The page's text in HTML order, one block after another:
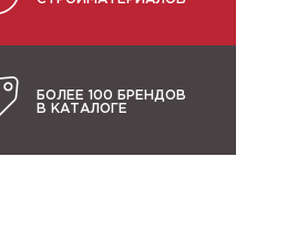
БОЛЕЕ 100 БРЕНДОВ
В КАТАЛОГЕ